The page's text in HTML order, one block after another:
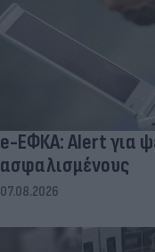
e-ΕΦΚΑ: Alert για
ασφαλισμένους
07.08.2026